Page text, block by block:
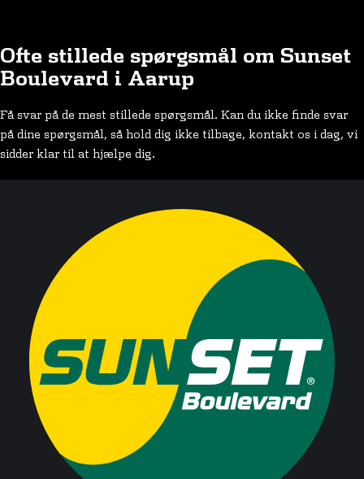
Ofte stillede spørgsmål om Sunset
Boulevard i Aarup
Få svar på de mest stillede spørgsmål. Kan du ikke finde svar
på dine spørgsmål, så hold dig ikke tilbage, kontakt os i dag, vi
sidder klar til at hjælpe dig.